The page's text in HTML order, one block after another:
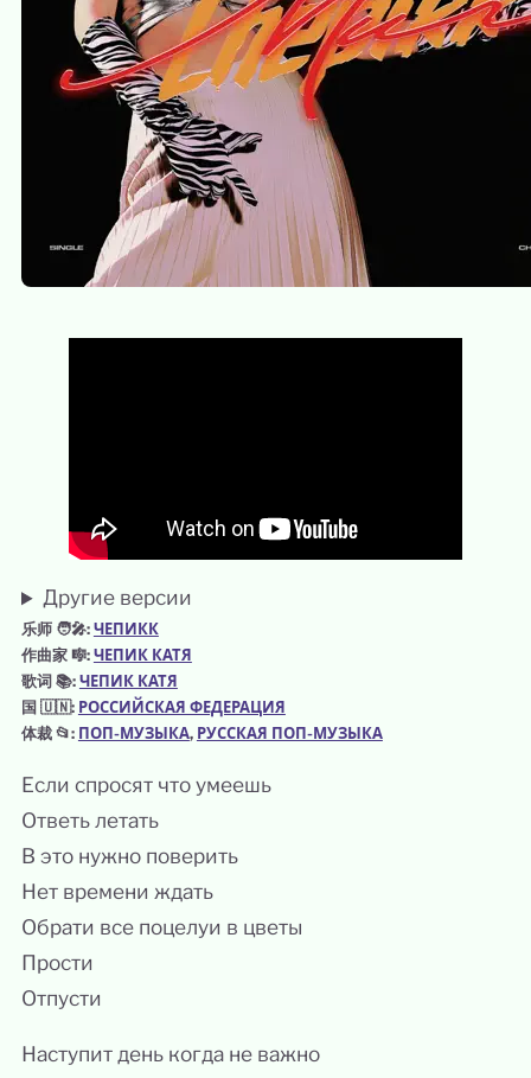
Другие версии
乐师 🧑‍🎤:ЧЕПИКК
作曲家 🎼:ЧЕПИК КАТЯ
歌词 📚:ЧЕПИК КАТЯ
国 🇺🇳: РОССИЙСКАЯ ФЕДЕРАЦИЯ
体裁 📂: ПОП-МУЗЫКА, РУССКАЯ ПОП-МУЗЫКА
Если спросят что умеешь
Ответь летать
В это нужно поверить
Нет времени ждать
Обрати все поцелуи в цветы
Прости
Отпусти
Наступит день когда не важно